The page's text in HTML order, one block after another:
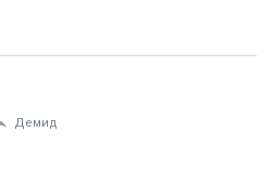
Демид